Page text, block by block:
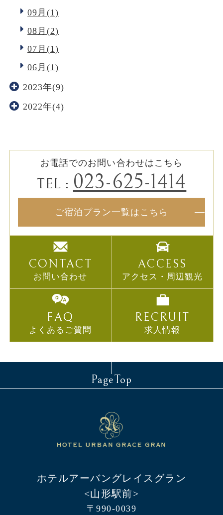
09月(1)
08月(2)
07月(1)
06月(1)
2023年(9)
2022年(4)
お電話でのお問い合わせはこちら
TEL : 023-625-1414
ご宿泊プラン一覧はこちら
CONTACT
お問い合わせ
ACCESS
アクセス・周辺観光
FAQ
よくあるご質問
RECRUIT
求人情報
PageTop
ホテルアーバングレイスグラン
<山形駅前>
〒990-0039